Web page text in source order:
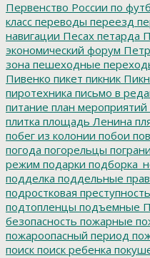
Первенство России по
класс переводы переезд
навигации Песах петарда
экономический форум
зона пешеходные
Пивенко пикет пикник
пиротехника письмо в
питание план мероприятий
плитка площадь Ленина
побег из колонии побои
погода погорельцы
режим подарки
подделка поддельные
подростковая преступность
подтопленцы подъемные
безопасность пожарные
пожароопасный период
поиск поиск ребенка